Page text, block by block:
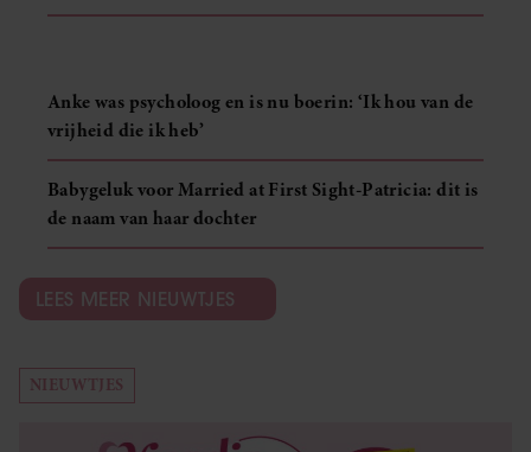
Anke was psycholoog en is nu boerin: ‘Ik hou van de
vrijheid die ik heb’
Babygeluk voor Married at First Sight-Patricia: dit is
de naam van haar dochter
LEES MEER NIEUWTJES
NIEUWTJES